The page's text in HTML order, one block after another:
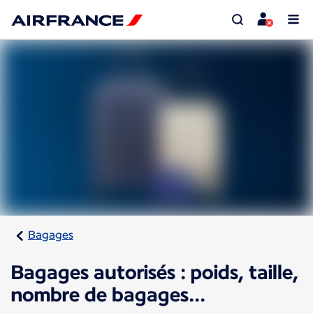
Bagages
Bagages autorisés : poids, taille,
nombre de bagages...